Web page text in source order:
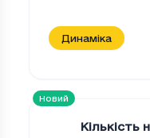
Динаміка
Новий
Кількість